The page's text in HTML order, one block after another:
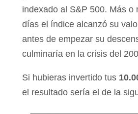
indexado al S&P 500. Más o
días el índice alcanzó su
antes de empezar su
culminaría en la crisis del
Si hubieras invertido tus
el resultado sería el de la